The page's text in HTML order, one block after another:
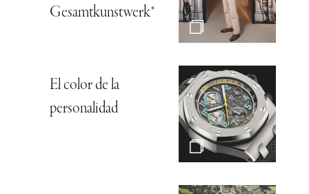
Gesamtkunstwerk*
El color de la
personalidad